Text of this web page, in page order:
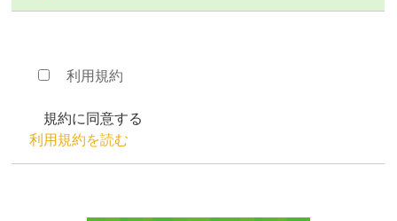
利用規約
規約に同意する
利用規約を読む